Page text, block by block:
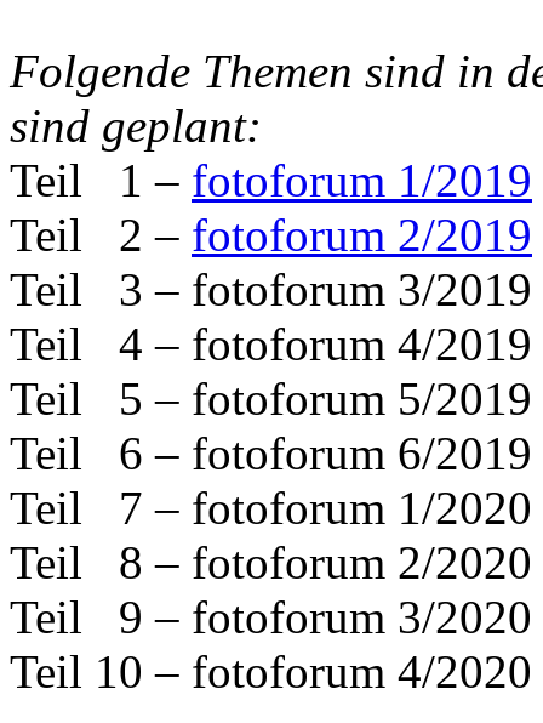
Folgende Themen sind in
sind geplant:
Teil 1 – fotoforum 1/2019
Teil 2 – fotoforum 2/2019
Teil 3 – fotoforum 3/2019
Teil 4 – fotoforum 4/2019
Teil 5 – fotoforum 5/2019
Teil 6 – fotoforum 6/2019
Teil 7 – fotoforum 1/
Teil 8 – fotoforum 2/
Teil 9 – fotoforum 3/
Teil 10 – fotoforum 4/